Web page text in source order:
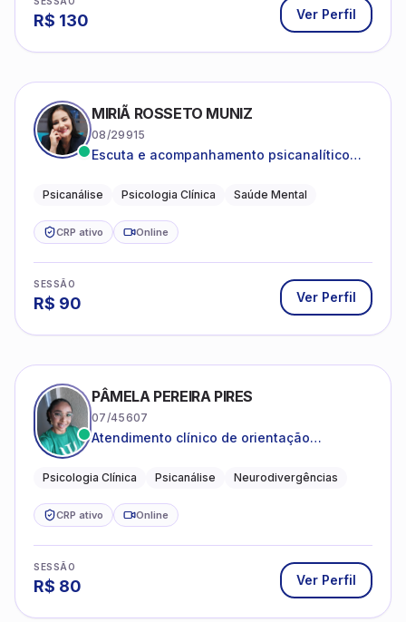
R$ 130 Ver Perfil
MIRIÃ ROSSETO MUNIZ
08/29915
Escuta e acompanhamento psicanalítico
Psicanálise Psicologia Clínica Saúde Mental
CRP ativo Online
SESSÃO
R$ 90 Ver Perfil
PÂMELA PEREIRA PIRES
07/45607
Atendimento clínico de orientação
crianças neurotípicas
Psicologia Clínica Psicanálise Neurodivergências
CRP ativo Online
SESSÃO
R$ 80 Ver Perfil